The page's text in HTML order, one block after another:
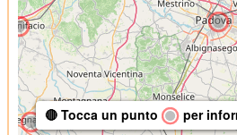
🔴 Tocca un punto per